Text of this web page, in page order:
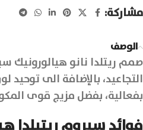
مشاركة:
الوصف
صمم ريتلدا نانو هيالورونيك
التجاعيد، بالإضافة الى توحيد
بفعالية، بفضل مزيج قوى